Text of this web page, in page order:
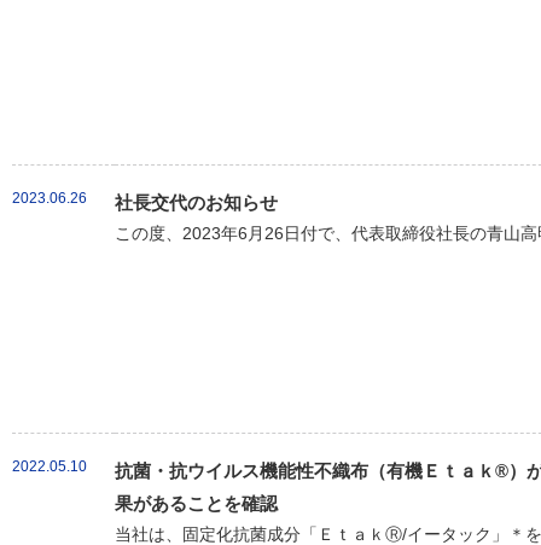
2023.06.26 社長交代のお知らせ
この度、2023年6月26日付で、代表取締役社長の青山
2022.05.10
抗菌・抗ウイルス機能性不織布（有機Ｅｔａｋ®）
果があることを確認
当社は、固定化抗菌成分「ＥｔａｋⓇ/イータック」＊